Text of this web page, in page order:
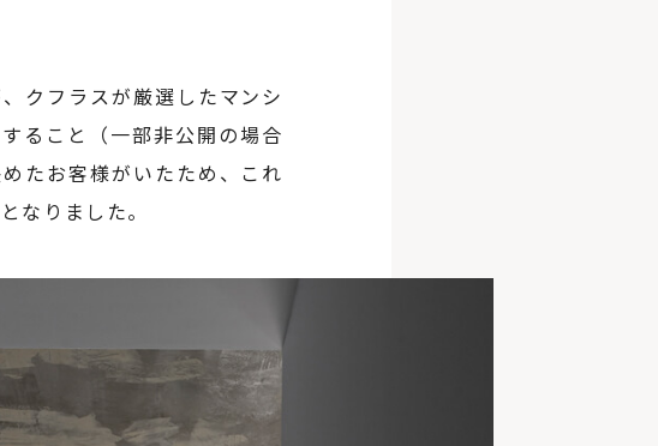
クフラスが厳選したマンシ
ること（一部非公開の場合
たお客様がいたため、これ
なりました。